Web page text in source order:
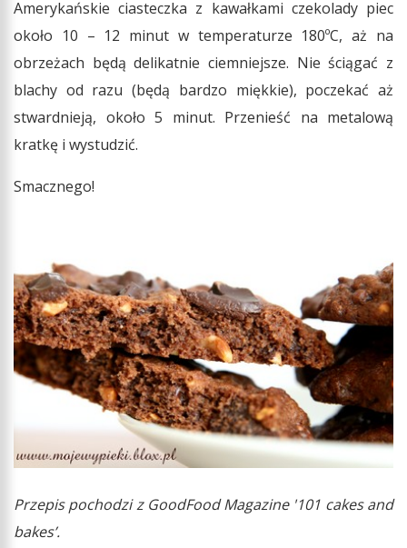
Amerykańskie ciasteczka z kawałkami czekolady piec
około 10 – 12 minut w temperaturze 180ºC, aż na
obrzeżach będą delikatnie ciemniejsze. Nie ściągać z
blachy od razu (będą bardzo miękkie), poczekać aż
stwardnieją, około 5 minut. Przenieść na metalową
kratkę i wystudzić.
Smacznego!
Przepis pochodzi z GoodFood Magazine '101 cakes and
bakes’.